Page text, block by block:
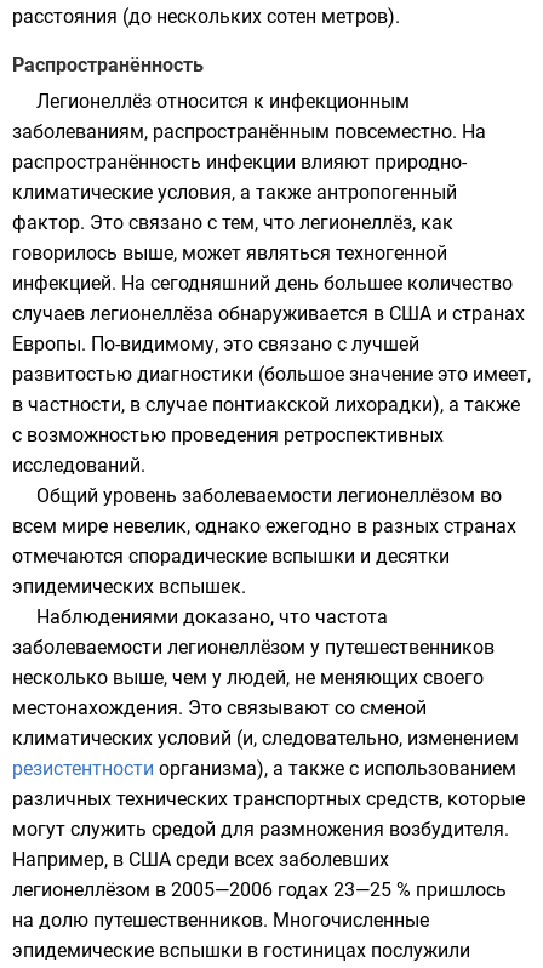
расстояния (до нескольких сотен метров).
Распространённость
Легионеллёз относится к инфекционным
заболеваниям, распространённым повсеместно. На
распространённость инфекции влияют природно-
климатические условия, а также антропогенный
фактор. Это связано с тем, что легионеллёз, как
говорилось выше, может являться техногенной
инфекцией. На сегодняшний день большее количество
случаев легионеллёза обнаруживается в США и странах
Европы. По-видимому, это связано с лучшей
развитостью диагностики (большое значение это имеет,
в частности, в случае понтиакской лихорадки), а также
с возможностью проведения ретроспективных
исследований.
Общий уровень заболеваемости легионеллёзом во
всем мире невелик, однако ежегодно в разных странах
отмечаются спорадические вспышки и десятки
эпидемических вспышек.
Наблюдениями доказано, что частота
заболеваемости легионеллёзом у путешественников
несколько выше, чем у людей, не меняющих своего
местонахождения. Это связывают со сменой
климатических условий (и, следовательно, изменением
резистентности организма), а также с использованием
различных технических транспортных средств, которые
могут служить средой для размножения возбудителя.
Например, в США среди всех заболевших
легионеллёзом в 2005—2006 годах 23—25 % пришлось
на долю путешественников. Многочисленные
эпидемические вспышки в гостиницах послужили